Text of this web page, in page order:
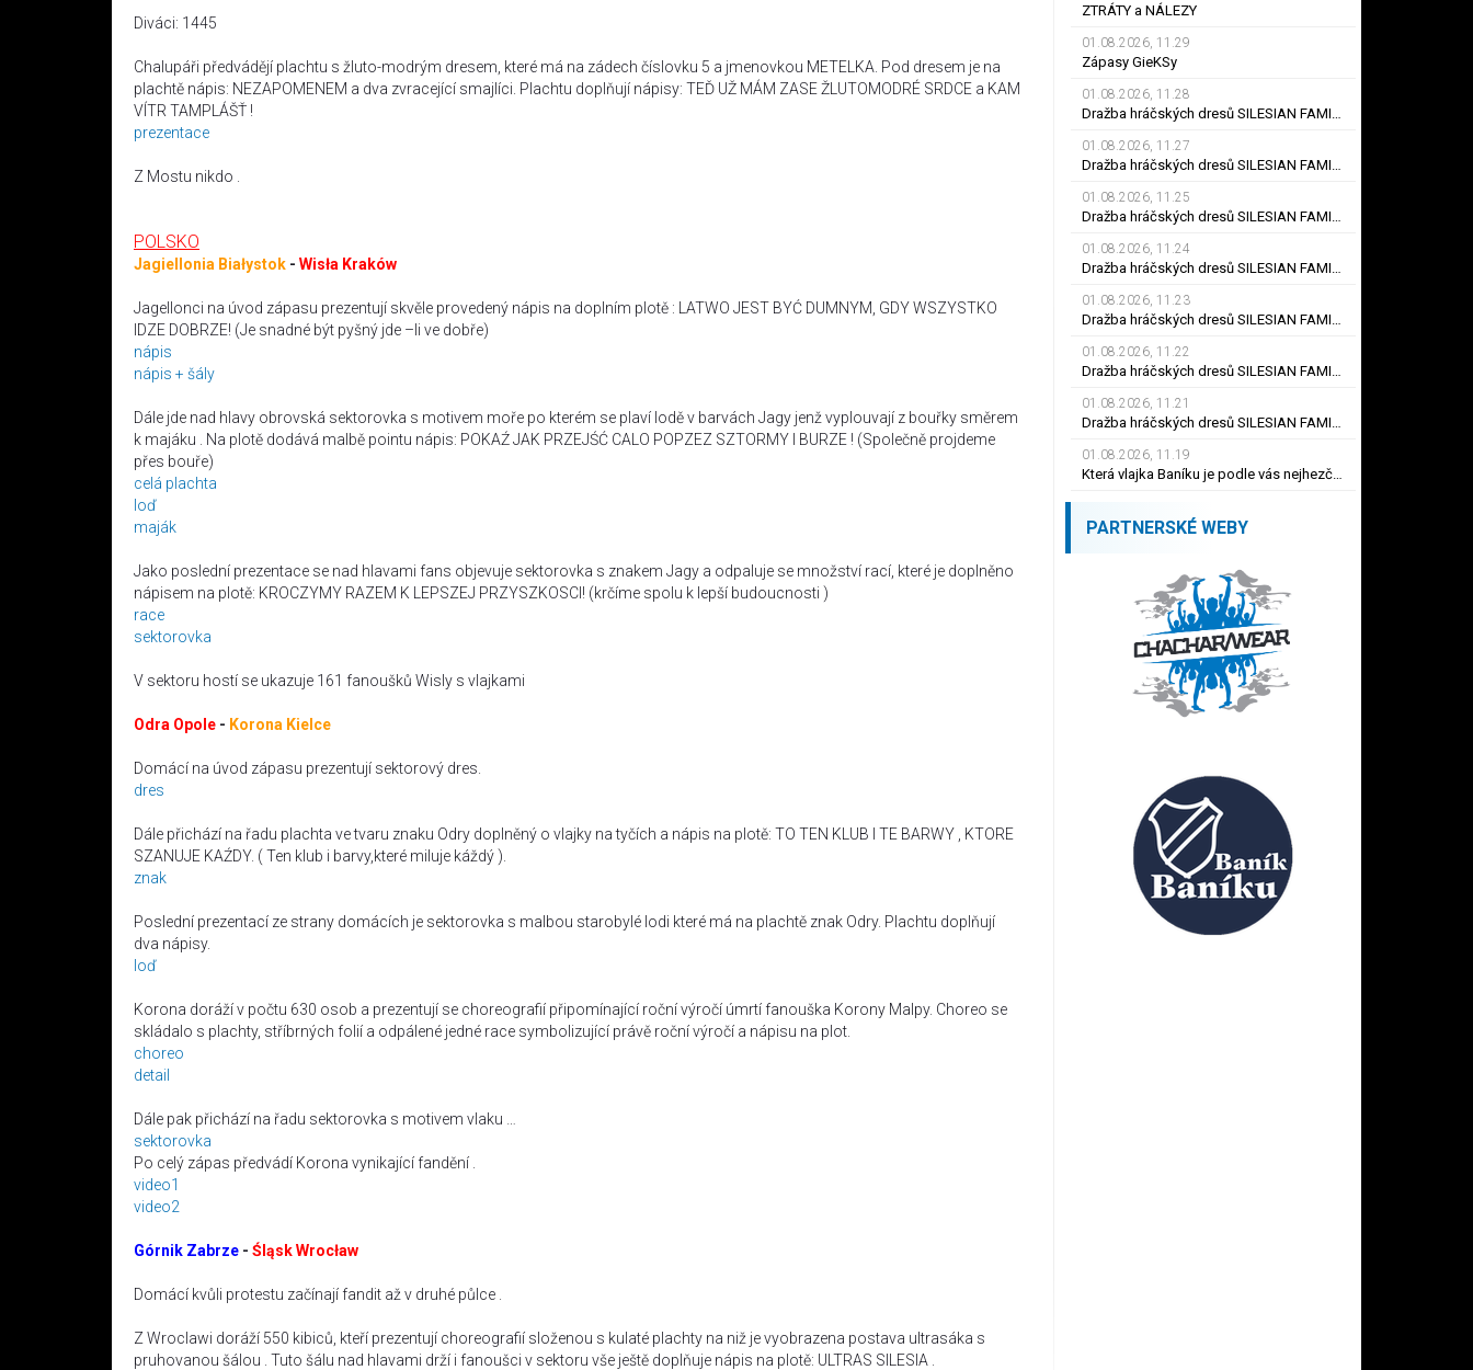
Diváci: 1445
Chalupáři předvádějí plachtu s žluto-modrým dresem, které má na zádech číslovku 5 a jmenovkou METELKA. Pod dresem je na
plachtě nápis: NEZAPOMENEM a dva zvracející smajlíci. Plachtu doplňují nápisy: TEĎ UŽ MÁM ZASE ŽLUTOMODRÉ SRDCE a KAM
VÍTR TAMPLÁŠŤ !
prezentace
Z Mostu nikdo .
POLSKO
Jagiellonia Białystok - Wisła Kraków
Jagellonci na úvod zápasu prezentují skvěle provedený nápis na doplním plotě : LATWO JEST BYĆ DUMNYM, GDY WSZYSTKO
IDZE DOBRZE! (Je snadné být pyšný jde –li ve dobře)
nápis
nápis + šály
Dále jde nad hlavy obrovská sektorovka s motivem moře po kterém se plaví lodě v barvách Jagy jenž vyplouvají z bouřky směrem
k majáku . Na plotě dodává malbě pointu nápis: POKAŹ JAK PRZEJŚĆ CALO POPZEZ SZTORMY I BURZE ! (Společně projdeme
přes bouře)
celá plachta
loď
maják
Jako poslední prezentace se nad hlavami fans objevuje sektorovka s znakem Jagy a odpaluje se množství rací, které je doplněno
nápisem na plotě: KROCZYMY RAZEM K LEPSZEJ PRZYSZKOSCI! (krčíme spolu k lepší budoucnosti )
race
sektorovka
V sektoru hostí se ukazuje 161 fanoušků Wisly s vlajkami
Odra Opole - Korona Kielce
Domácí na úvod zápasu prezentují sektorový dres.
dres
Dále přichází na řadu plachta ve tvaru znaku Odry doplněný o vlajky na tyčích a nápis na plotě: TO TEN KLUB I TE BARWY , KTORE
SZANUJE KAŹDY. ( Ten klub i barvy,které miluje káždý ).
znak
Poslední prezentací ze strany domácích je sektorovka s malbou starobylé lodi které má na plachtě znak Odry. Plachtu doplňují
dva nápisy.
loď
Korona doráží v počtu 630 osob a prezentují se choreografií připomínající roční výročí úmrtí fanouška Korony Malpy. Choreo se
skládalo s plachty, stříbrných folií a odpálené jedné race symbolizující právě roční výročí a nápisu na plot.
choreo
detail
Dále pak přichází na řadu sektorovka s motivem vlaku …
sektorovka
Po celý zápas předvádí Korona vynikající fandění .
video1
video2
Górnik Zabrze - Śląsk Wrocław
Domácí kvůli protestu začínají fandit až v druhé půlce .
Z Wroclawi doráží 550 kibiců, kteří prezentují choreografií složenou s kulaté plachty na niž je vyobrazena postava ultrasáka s
pruhovanou šálou . Tuto šálu nad hlavami drží i fanoušci v sektoru vše ještě doplňuje nápis na plotě: ULTRAS SILESIA .
ZTRÁTY a NÁLEZY
01.08.2026, 11.29
Zápasy GieKSy
01.08.2026, 11.28
Dražba hráčských dresů SILESIAN FAMILY - #25 Robert SADOWSKI
01.08.2026, 11.27
Dražba hráčských dresů SILESIAN FAMILY - #22
01.08.2026, 11.25
Dražba hráčských dresů SILESIAN FAMILY - #6
01.08.2026, 11.24
Dražba hráčských dresů SILESIAN FAMILY - #21 Jiří KLÍMA
01.08.2026, 11.23
Dražba hráčských dresů SILESIAN FAMILY - #19 Dyjan Carlos de AZEVEDO
01.08.2026, 11.22
Dražba hráčských dresů SILESIAN FAMILY - #5 Adam JÁNOŠ
01.08.2026, 11.21
Dražba hráčských dresů SILESIAN FAMILY - #1 Viktor BUDÍNSKÝ
01.08.2026, 11.19
Která vlajka Baníku je podle vás nejhezčí ?
PARTNERSKÉ WEBY